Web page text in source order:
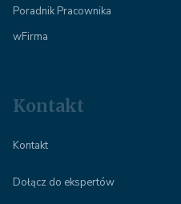
Poradnik Pracownika
wFirma
Kontakt
Kontakt
Dołącz do ekspertów